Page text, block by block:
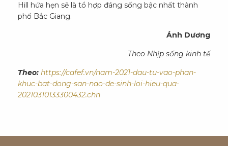
Hill hứa hẹn sẽ là tổ hợp đáng sống bậc nhất thành
phố Bắc Giang.
Ánh Dương
Theo Nhịp sống kinh tế
Theo:https://cafef.vn/nam-2021-dau-tu-vao-phan-
khuc-bat-dong-san-nao-de-sinh-loi-hieu-qua-
20210310133300432.chn